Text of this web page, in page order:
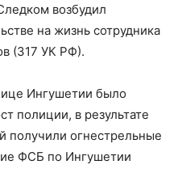
возбудил
на жизнь сотрудника
(317 УК РФ).
Ингушетии было
полиции, в результате
получили огнестрельные
ФСБ по Ингушетии